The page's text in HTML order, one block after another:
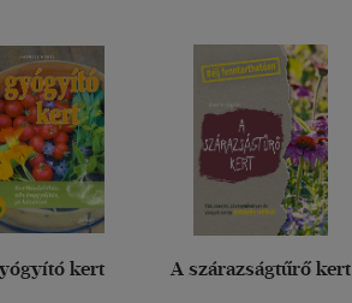
kert A szárazságtűrő kert